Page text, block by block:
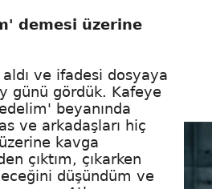
demesi üzerine
ve ifadesi dosyaya
günü gördük. Kafeye
beyanında
ve arkadaşları hiç
kavga
çıktım, çıkarken
düşündüm ve